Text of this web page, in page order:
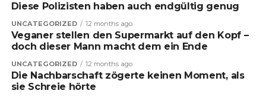
Diese Polizisten haben auch endgültig genug
UNCATEGORIZED 12 months ago
Veganer stellen den Supermarkt auf den Kopf –
doch dieser Mann macht dem ein Ende
UNCATEGORIZED 12 months ago
Die Nachbarschaft zögerte keinen Moment, als
sie Schreie hörte